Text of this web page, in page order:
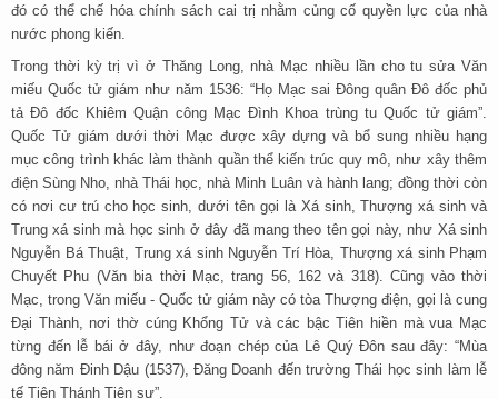
đó có thể chế hóa chính sách cai trị nhằm củng cố quyền lực của nhà
nước phong kiến.
Trong thời kỳ trị vì ở Thăng Long, nhà Mạc nhiều lần cho tu sửa Văn
miếu Quốc tử giám như năm 1536: “Họ Mạc sai Đông quân Đô đốc phủ
tả Đô đốc Khiêm Quận công Mạc Đình Khoa trùng tu Quốc tử giám”.
Quốc Tử giám dưới thời Mạc được xây dựng và bổ sung nhiều hạng
mục công trình khác làm thành quần thể kiến trúc quy mô, như xây thêm
điện Sùng Nho, nhà Thái học, nhà Minh Luân và hành lang; đồng thời còn
có nơi cư trú cho học sinh, dưới tên gọi là Xá sinh, Thượng xá sinh và
Trung xá sinh mà học sinh ở đây đã mang theo tên gọi này, như Xá sinh
Nguyễn Bá Thuật, Trung xá sinh Nguyễn Trí Hòa, Thượng xá sinh Phạm
Chuyết Phu (Văn bia thời Mạc, trang 56, 162 và 318). Cũng vào thời
Mạc, trong Văn miếu - Quốc tử giám này có tòa Thượng điện, gọi là cung
Đại Thành, nơi thờ cúng Khổng Tử và các bậc Tiên hiền mà vua Mạc
từng đến lễ bái ở đây, như đoạn chép của Lê Quý Đôn sau đây: “Mùa
đông năm Đinh Dậu (1537), Đăng Doanh đến trường Thái học sinh làm lễ
tế Tiên Thánh Tiên sư”.